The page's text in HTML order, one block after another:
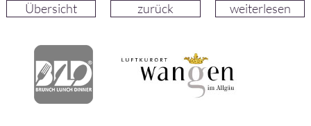
Übersicht zurück weiterlesen